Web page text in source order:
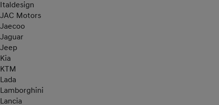
Italdesign
JAC Motors
Jaecoo
Jaguar
Jeep
Kia
KTM
Lada
Lamborghini
Lancia